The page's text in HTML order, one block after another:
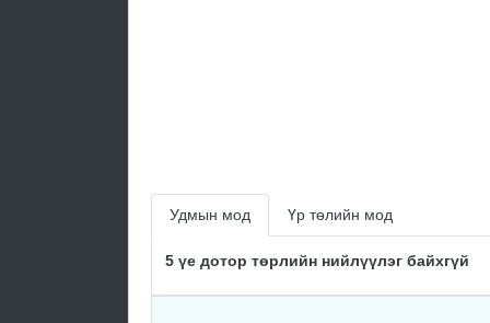
Удмын мод Үр төлийн мод
5 үе дотор төрлийн нийлүүлэг байхгүй